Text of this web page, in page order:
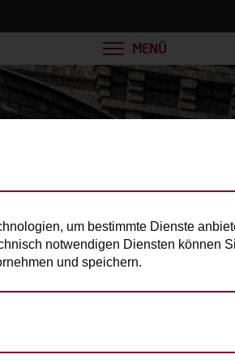
MENÜ
um bestimmte Dienste
notwendigen Diensten können
und speichern.